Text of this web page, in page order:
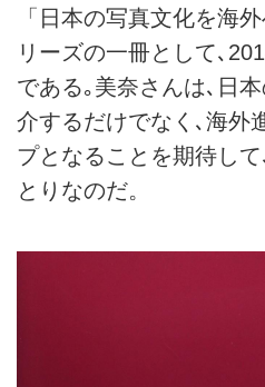
「日本の写真文化を海
リーズの一冊として､
である｡美奈さんは､日
介するだけでなく､海外
プとなることを期待し
とりなのだ。